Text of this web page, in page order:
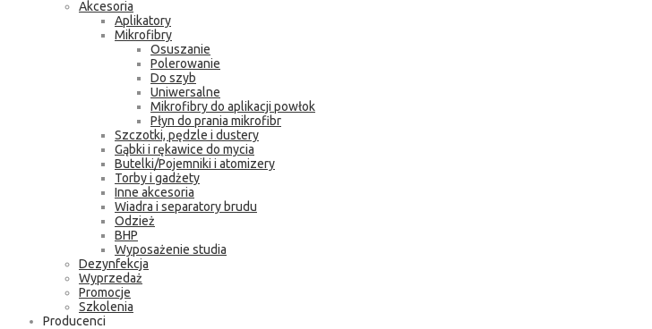
Akcesoria
Aplikatory
Mikrofibry
Osuszanie
Polerowanie
Do szyb
Uniwersalne
Mikrofibry do aplikacji powłok
Płyn do prania mikrofibr
Szczotki, pędzle i dustery
Gąbki i rękawice do mycia
Butelki/Pojemniki i atomizery
Torby i gadżety
Inne akcesoria
Wiadra i separatory brudu
Odzież
BHP
Wyposażenie studia
Dezynfekcja
Wyprzedaż
Promocje
Szkolenia
Producenci